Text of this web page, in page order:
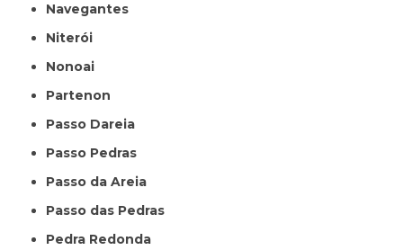
Navegantes
Niterói
Nonoai
Partenon
Passo Dareia
Passo Pedras
Passo da Areia
Passo das Pedras
Pedra Redonda